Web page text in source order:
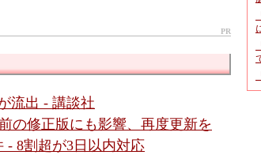
PR
流出 - 講談社
の修正版にも影響、再度更新を
- 8割超が3日以内対応